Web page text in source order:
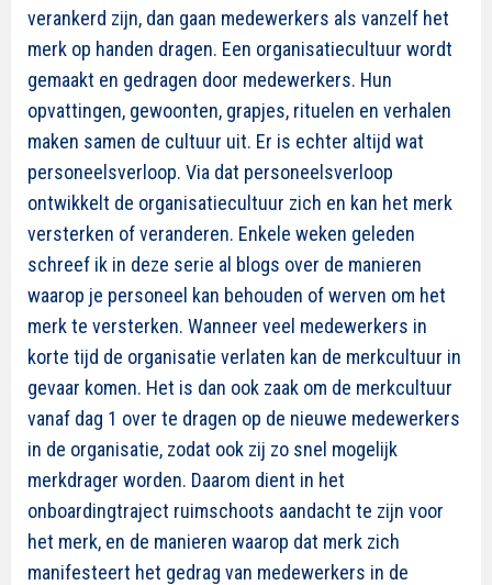
verankerd zijn, dan gaan medewerkers als vanzelf het
merk op handen dragen. Een organisatiecultuur wordt
gemaakt en gedragen door medewerkers. Hun
opvattingen, gewoonten, grapjes, rituelen en verhalen
maken samen de cultuur uit. Er is echter altijd wat
personeelsverloop. Via dat personeelsverloop
ontwikkelt de organisatiecultuur zich en kan het merk
versterken of veranderen. Enkele weken geleden
schreef ik in deze serie al blogs over de manieren
waarop je personeel kan behouden ofwerven om het
merk te versterken. Wanneer veel medewerkers in
korte tijd de organisatie verlaten kan de merkcultuur in
gevaar komen. Het is dan ook zaak om de merkcultuur
vanaf dag 1 over te dragen op de nieuwe medewerkers
in de organisatie, zodat ook zij zo snel mogelijk
merkdrager worden. Daarom dient in het
onboardingtraject ruimschoots aandacht te zijn voor
het merk, en de manieren waarop dat merk zich
manifesteert het gedrag van medewerkers in de